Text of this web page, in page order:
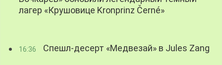
лагер «Крушовице Kronprinz Černé»
16:36 Спешл-десерт «Медвезай» в Jules Zang